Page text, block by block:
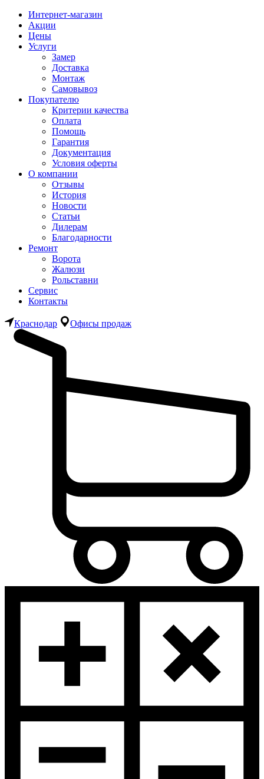
Интернет-магазин
Акции
Цены
Услуги
Замер
Доставка
Монтаж
Самовывоз
Покупателю
Критерии качества
Оплата
Помощь
Гарантия
Документация
Условия оферты
О компании
Отзывы
История
Новости
Статьи
Дилерам
Благодарности
Ремонт
Ворота
Жалюзи
Рольставни
Сервис
Контакты
Краснодар Офисы продаж